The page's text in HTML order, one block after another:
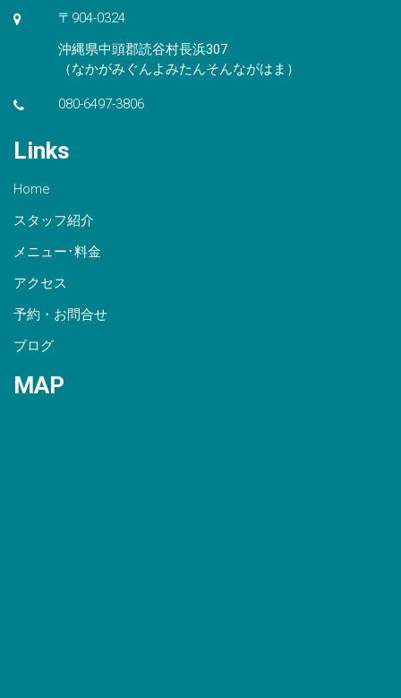
〒904-0324
沖縄県中頭郡読谷村長浜307
（なかがみぐんよみたんそんながはま）
080-6497-3806
Links
Home
スタッフ紹介
メニュー･料金
アクセス
予約・お問合せ
ブログ
MAP